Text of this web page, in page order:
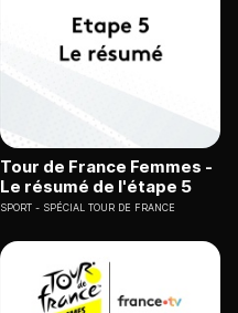
Tour de France Femmes -
Le résumé de l'étape 5
SPORT SPÉCIAL TOUR DE FRANCE